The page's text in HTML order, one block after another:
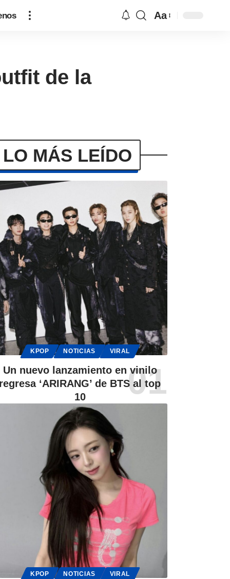
Aa
de la
LO MÁS LEÍDO
KPOP NOTICIAS VIRAL
Un nuevo lanzamiento en vinilo
regresa ‘ARIRANG’ de BTS al top
10
KPOP NOTICIAS VIRAL